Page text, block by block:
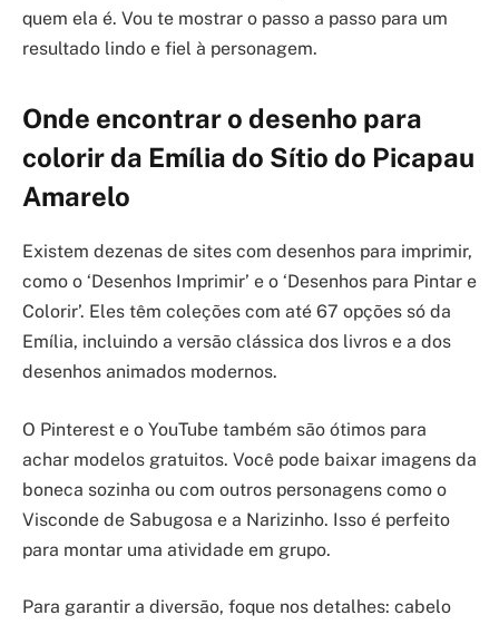
quem ela é. Vou te mostrar o passo a passo para um
resultado lindo e fiel à personagem.
Onde encontrar o desenho para
colorir da Emília do Sítio do Picapau
Amarelo
Existem dezenas de sites com desenhos para imprimir,
como o ‘Desenhos Imprimir’ e o ‘Desenhos para Pintar e
Colorir’. Eles têm coleções com até 67 opções só da
Emília, incluindo a versão clássica dos livros e a dos
desenhos animados modernos.
O Pinterest e o YouTube também são ótimos para
achar modelos gratuitos. Você pode baixar imagens da
boneca sozinha ou com outros personagens como o
Visconde de Sabugosa e a Narizinho. Isso é perfeito
para montar uma atividade em grupo.
Para garantir a diversão, foque nos detalhes: cabelo